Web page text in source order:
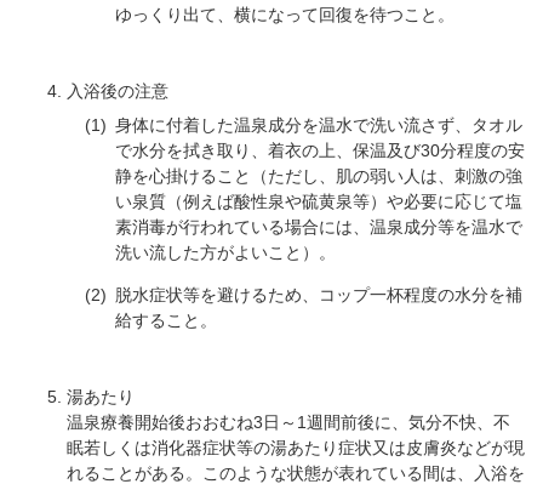
ゆっくり出て、横になって回復を待つこと。
入浴後の注意
身体に付着した温泉成分を温水で洗い流さず、タオル
で水分を拭き取り、着衣の上、保温及び30分程度の安
静を心掛けること（ただし、肌の弱い人は、刺激の強
い泉質（例えば酸性泉や硫黄泉等）や必要に応じて塩
素消毒が行われている場合には、温泉成分等を温水で
洗い流した方がよいこと）。
脱水症状等を避けるため、コップ一杯程度の水分を補
給すること。
湯あたり
温泉療養開始後おおむね3日～1週間前後に、気分不快、不
眠若しくは消化器症状等の湯あたり症状又は皮膚炎などが現
れることがある。このような状態が表れている間は、入浴を